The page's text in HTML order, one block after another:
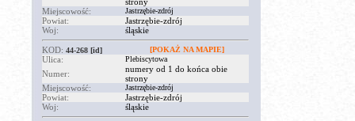
Miejscowość:
Jastrzębie-zdrój
Powiat:
Jastrzębie-zdrój
Woj:
śląskie
KOD: 44-268 [id] [POKAŻ NA MAPIE]
Ulica: Plebiscytowa
Numer:
numery od 1 do końca obie
strony
Miejscowość:
Jastrzębie-zdrój
Powiat:
Jastrzębie-zdrój
Woj:
śląskie